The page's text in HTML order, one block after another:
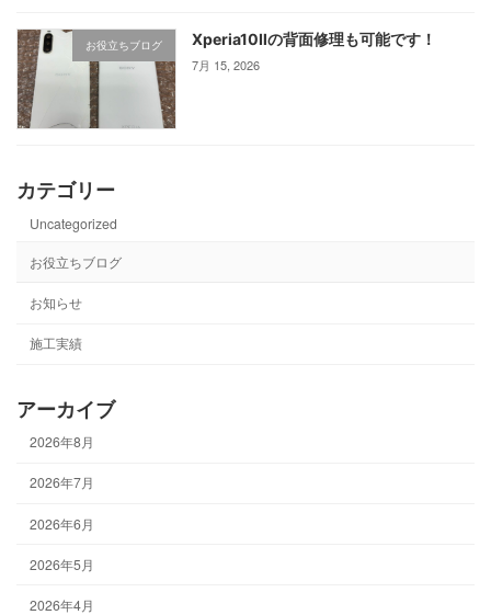
お役立ちブログ Xperia10Ⅱの背面修理も可能です！
7月 15, 2026
カテゴリー
Uncategorized
お役立ちブログ
お知らせ
施工実績
アーカイブ
2026年8月
2026年7月
2026年6月
2026年5月
2026年4月